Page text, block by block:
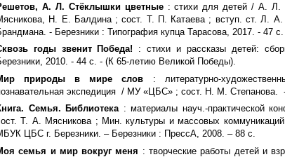
А. Л. Стёклышки цветные: стихи для детей / А. Л.
Н. Е. Балдина ; сост. Т. П. Катаева ; вступ. ст. Л.
- Березники : Типография купца Тарасова, 2017. - 47 с.
годы звенит Победа! : стихи и рассказы детей:
2010. - 44 с. - (К 65-летию Великой Победы).
природы в мире слов : литературно-
экспедиция / МУ «ЦБС» ; сост. Н. М. Степанова.
Семья. Библиотека: материалы науч.-практической
Т. А. Мясникова ; Мин. культуры и массовых
ЦБС г. Березники. – Березники : ПрессА, 2008. – 88 с.
семья и мир вокруг меня : творческие работы детей и